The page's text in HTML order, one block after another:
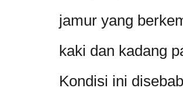
jamur yang
kaki dan kadang
Kondisi ini